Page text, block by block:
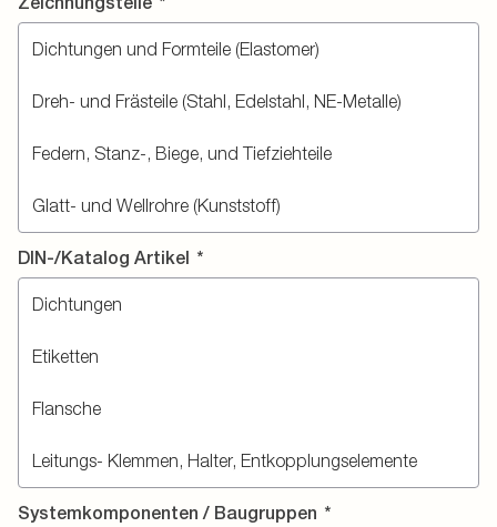
DIN-/Katalog Artikel *
Systemkomponenten / Baugruppen *